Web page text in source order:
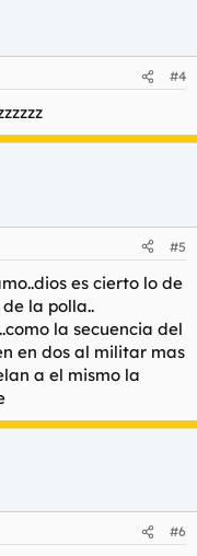
#4
#5
es cierto lo de
la polla..
la secuencia del
en dos al militar mas
a el mismo la
#6